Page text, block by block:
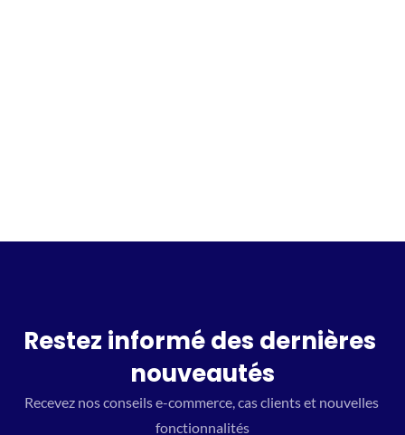
Restez informé des dernières
nouveautés
Recevez nos conseils e-commerce, cas clients et nouvelles
fonctionnalités